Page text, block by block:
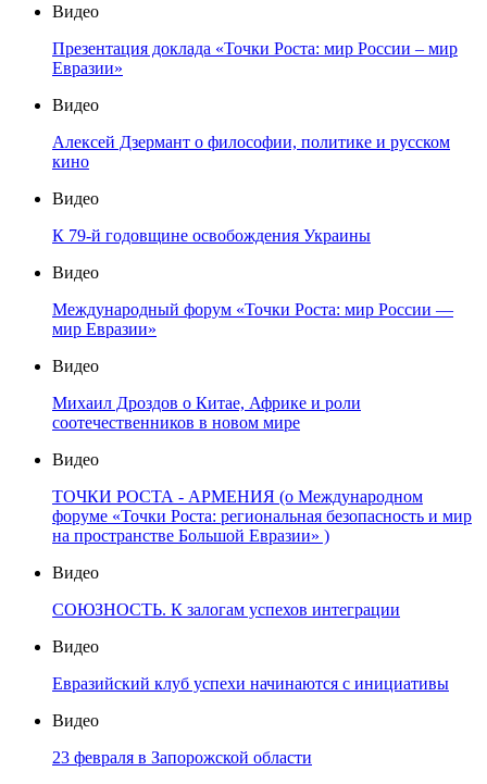
Видео
Презентация доклада «Точки Роста: мир России – мир
Евразии»
Видео
Алексей Дзермант о философии, политике и русском
кино
Видео
К 79-й годовщине освобождения Украины
Видео
Международный форум «Точки Роста: мир России —
мир Евразии»
Видео
Михаил Дроздов о Китае, Африке и роли
соотечественников в новом мире
Видео
ТОЧКИ РОСТА - АРМЕНИЯ (о Международном
форуме «Точки Роста: региональная безопасность и мир
на пространстве Большой Евразии» )
Видео
СОЮЗНОСТЬ. К залогам успехов интеграции
Видео
Евразийский клуб успехи начинаются с инициативы
Видео
23 февраля в Запорожской области